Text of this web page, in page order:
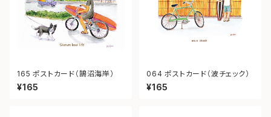
165 ポストカード（鵠沼海岸）
¥165
064 ポストカード（波チェック）
¥165